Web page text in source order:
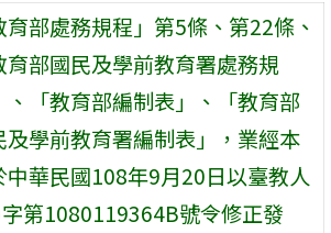
育部處務規程」第5條、第22條、
育部國民及學前教育署處務規
、「教育部編制表」、「教育部
及學前教育署編制表」，業經本
中華民國108年9月20日以臺教人
第1080119364B號令修正發